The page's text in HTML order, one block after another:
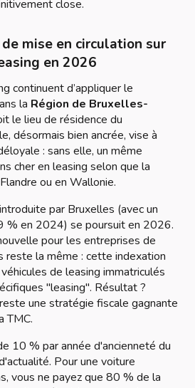
close.
mise en circulation sur
en 2026
continuent d’appliquer le
la Région de Bruxelles-
le lieu de résidence du
désormais bien ancrée, vise à
: sans elle, un même
cher en leasing selon que la
ou en Wallonie.
par Bruxelles (avec un
% en 2024) se poursuit en 2026.
pour les entreprises de
reste la même : cette indexation
de leasing immatriculés
"leasing". Résultat ?
une stratégie fiscale gagnante
TMC.
10 % par année d'ancienneté du
Pour une voiture
vous ne payez que 80 % de la